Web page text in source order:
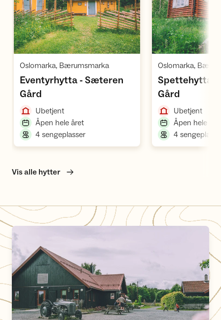
Åpne hytte
Oslomarka, Bærumsmarka,
Eventyrhytta - Sæteren
Gård
Ubetjent,
Åpen hele året,
4 sengeplasser,
Oslomarka,
Spettehytta
Gård
Ubetjent,
Åpen hele
4
Vis alle hytter
Kjekt å vite om Sæteren Gård